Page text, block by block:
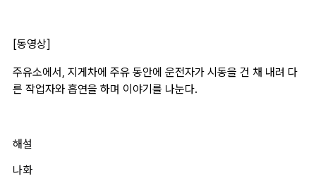
[동영상]
주유소에서, 지게차에 주유 동안에 운전자가 시동을 건 채 내려 다
른 작업자와 흡연을 하며 이야기를 나눈다.
해설
나화